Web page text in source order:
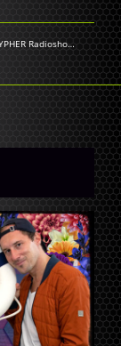
ENTER THE CYPHER Radioshow -Various